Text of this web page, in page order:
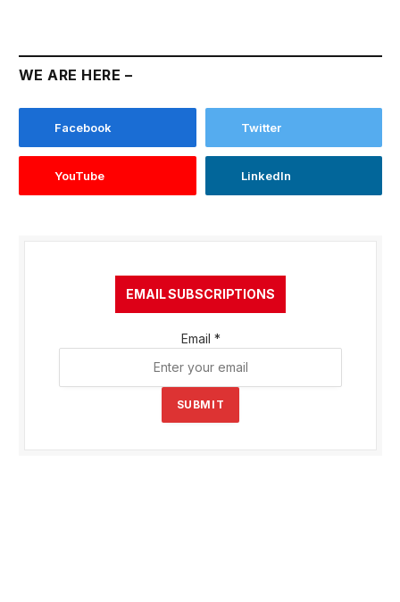
WE ARE HERE –
Facebook Twitter
YouTube LinkedIn
EMAIL SUBSCRIPTIONS
Email *
SUBMIT